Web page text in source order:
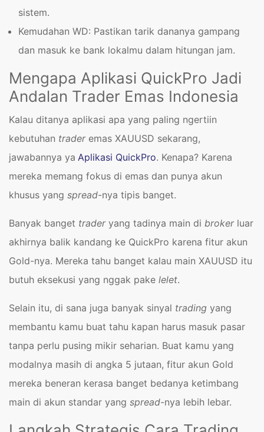
sistem.
Kemudahan WD: Pastikan tarik dananya gampang
dan masuk ke bank lokalmu dalam hitungan jam.
Mengapa Aplikasi QuickPro Jadi
Andalan Trader Emas Indonesia
Kalau ditanya aplikasi apa yang paling ngertiin
kebutuhan traderemas XAUUSD sekarang,
jawabannya ya Aplikasi QuickPro. Kenapa? Karena
mereka memang fokus di emas dan punya akun
khusus yang spread-nya tipis banget.
Banyak banget traderyang tadinya main di brokerluar
akhirnya balik kandang ke QuickPro karena fitur akun
Gold-nya. Mereka tahu banget kalau main XAUUSD itu
butuh eksekusi yang nggak pake lelet.
Selain itu, di sana juga banyak sinyal trading yang
membantu kamu buat tahu kapan harus masuk pasar
tanpa perlu pusing mikir seharian. Buat kamu yang
modalnya masih di angka 5 jutaan, fitur akun Gold
mereka beneran kerasa banget bedanya ketimbang
main di akun standar yang spread-nya lebih lebar.